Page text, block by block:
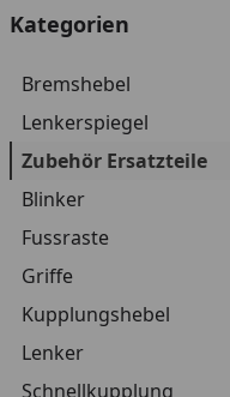
Kategorien
Bremshebel
Lenkerspiegel
Zubehör Ersatzteile
Blinker
Fussraste
Griffe
Kupplungshebel
Lenker
Schnellkupplung